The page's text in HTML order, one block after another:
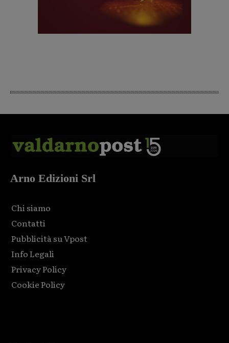
Arno Edizioni Srl
Chi siamo
Contatti
Pubblicità su Vpost
Info Legali
Privacy Policy
Cookie Policy